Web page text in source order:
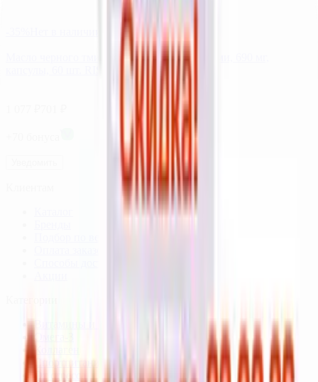
Масло черного тмина с Q10 и каротиноидами, 690 мг,
капсулы, 60 шт. RISINGSTAR
Витамины и минералы
Омега-3
Коллаген
Спортпитание
От стресса